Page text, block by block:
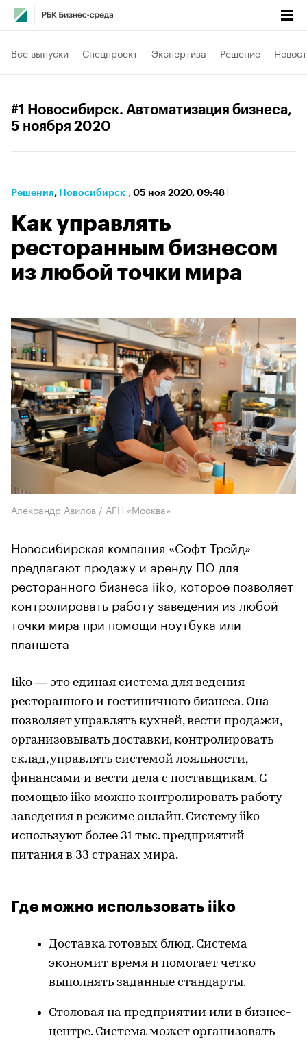
Все выпуски Спецпроект Экспертиза Решение
#1 Новосибирск. Автоматизация бизнеса,
5 ноября 2020
Решения⁠, Новосибирск , 05 ноя 2020, 09:48
Как управлять
ресторанным бизнесом
из любой точки мира
Александр Авилов / АГН «Москва»
Новосибирская компания «Софт Трейд»
предлагают продажу и аренду ПО для
ресторанного бизнеса iiko, которое позволяет
контролировать работу заведения из любой
точки мира при помощи ноутбука или
планшета
Iiko — это единая система для ведения
ресторанного и гостиничного бизнеса. Она
позволяет управлять кухней, вести продажи,
организовывать доставки, контролировать
склад, управлять системой лояльности,
финансами и вести дела с поставщикам. С
помощью iiko можно контролировать работу
заведения в режиме онлайн. Систему iiko
используют более 31 тыс. предприятий
питания в 33 странах мира.
Где можно использовать iiko
Доставка готовых блюд. Система
экономит время и помогает четко
выполнять заданные стандарты.
Столовая на предприятии или в бизнес-
центре. Система может организовать